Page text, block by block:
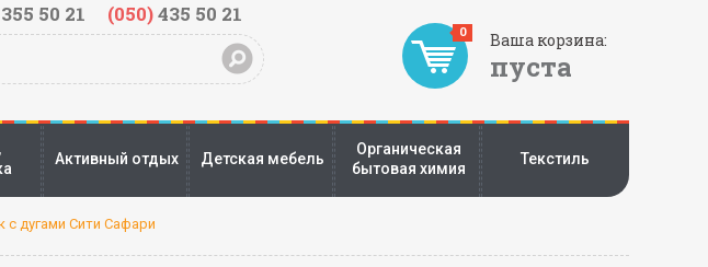
Ваша корзина:
пуста
0
50 21 (050)435 50 21
Активный отдых Детская мебель
Органическая
бытовая химия
Текстиль
дугами Сити Сафари